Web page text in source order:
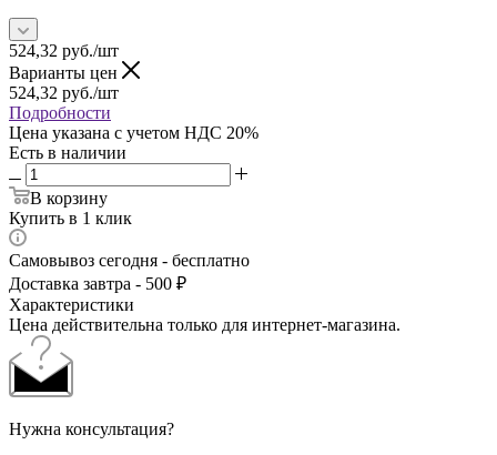
524,32 руб./шт
Варианты цен
524,32 руб./шт
Подробности
Цена указана с учетом НДС 20%
Есть в наличии
В корзину
Купить в 1 клик
Самовывоз сегодня - бесплатно
Доставка завтра - 500 ₽
Характеристики
Цена действительна только для интернет-магазина.
Нужна консультация?